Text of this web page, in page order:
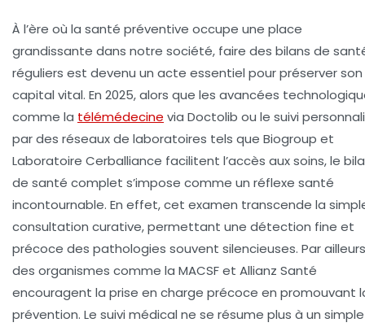
À l’ère où la santé préventive occupe une place
grandissante dans notre société, faire des bilans de
réguliers est devenu un acte essentiel pour préserver son
capital vital. En 2025, alors que les avancées
comme la télémédecine via Doctolib ou le suivi
par des réseaux de laboratoires tels que Biogroup et
Laboratoire Cerballiance facilitent l’accès aux soins, le
de santé complet s’impose comme un réflexe santé
incontournable. En effet, cet examen transcende la
consultation curative, permettant une détection fine et
précoce des pathologies souvent silencieuses. Par
des organismes comme la MACSF et Allianz Santé
encouragent la prise en charge précoce en promouvant
prévention. Le suivi médical ne se résume plus à un simple